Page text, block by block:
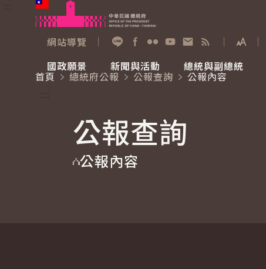
跳到主要內容
網站導覽
展開
國政願景
國家氣候變遷對策委員會
重要談話
新聞與活動
總統府新聞
影音頻道
總統與副總統
賴清德總統
首頁
總統府公報 公報查詢
公報內容
公報查詢
公報內容